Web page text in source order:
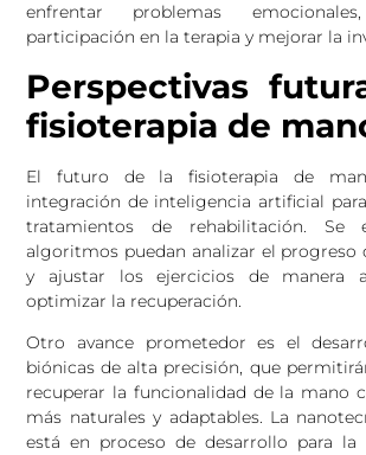
enfrentar problemas
participación en la terapia y mejorar la
Perspectivas
fisioterapia de
El futuro de la fisioterapia de
integración de inteligencia artificial
tratamientos de rehabilitación. Se
algoritmos puedan analizar el progreso
y ajustar los ejercicios de manera
optimizar la recuperación.
Otro avance prometedor es el
biónicas de alta precisión, que
recuperar la funcionalidad de la mano
más naturales y adaptables. La
está en proceso de desarrollo para la